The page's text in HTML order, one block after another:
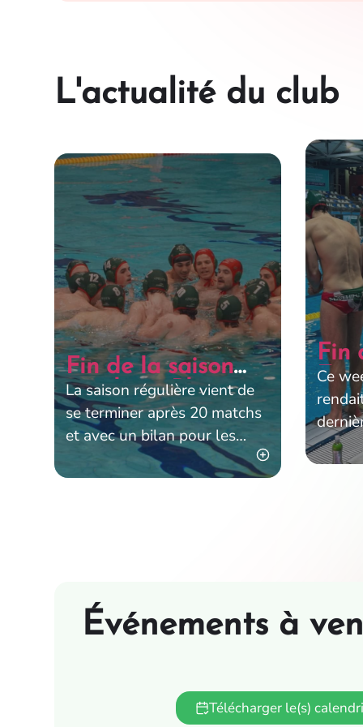
L'actualité du club
Fin de la saison
régulière, Place
aux Play-offs
La saison régulière vient de
se terminer après 20 matchs
et avec un bilan pour les
Carougeois de 12 victoires
pour 8 défaites et
Fin
Ce
Événements à
Télécharger le(s)